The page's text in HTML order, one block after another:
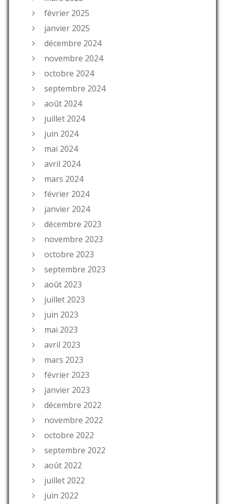
février 2025
janvier 2025
décembre 2024
novembre 2024
octobre 2024
septembre 2024
août 2024
juillet 2024
juin 2024
mai 2024
avril 2024
mars 2024
février 2024
janvier 2024
décembre 2023
novembre 2023
octobre 2023
septembre 2023
août 2023
juillet 2023
juin 2023
mai 2023
avril 2023
mars 2023
février 2023
janvier 2023
décembre 2022
novembre 2022
octobre 2022
septembre 2022
août 2022
juillet 2022
juin 2022